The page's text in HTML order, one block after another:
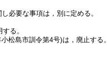
必要な事項は，別に定める。
る。
松島市訓令第4号)は，廃止する。